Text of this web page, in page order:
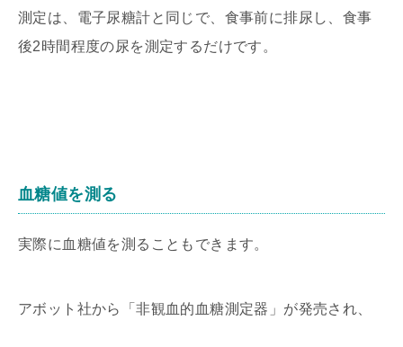
測定は、電子尿糖計と同じで、食事前に排尿し、食事
後2時間程度の尿を測定するだけです。
血糖値を測る
実際に血糖値を測ることもできます。
アボット社から「非観血的血糖測定器」が発売され、